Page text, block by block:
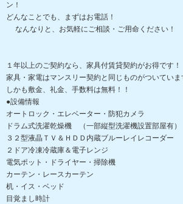
ン！
どんなことでも、まずはお電話！
なんなりと、お気軽にご相談・ご用命ください！
１年以上のご契約なら、家具付賃貸契約がお得です！
家具・家電はマンスリー契約と同じものがついていま
しかも敷金、礼金、手数料は無料！！
●設備情報
オートロック・エレベーター・防犯カメラ
ドラム式洗濯乾燥機 （一部縦型洗濯機設置部屋有）
３２型液晶ＴＶ＆ＨＤＤ内蔵ブルーレイレコーダー
２ドア冷凍冷蔵庫＆電子レンジ
電気ポット・ドライヤー・掃除機
カーテン・レースカーテン
机・イス・ベッド
目覚まし時計